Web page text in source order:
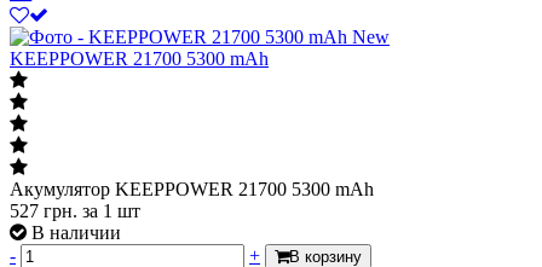
New
KEEPPOWER 21700 5300 mAh
Акумулятор KEEPPOWER 21700 5300 mAh
527 грн. за 1 шт
В наличии
-
+ В корзину